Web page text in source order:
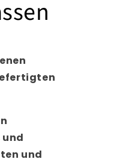
und
und